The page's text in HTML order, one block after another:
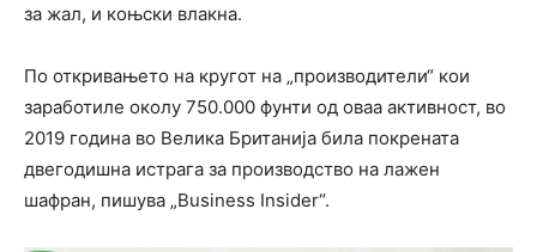
за жал, и коњски влакна.
По откривањето на кругот на „производители“ кои
заработиле околу 750.000 фунти од оваа активност, во
2019 година во Велика Британија била покрената
двегодишна истрага за производство на лажен
шафран, пишува „Business Insider“.